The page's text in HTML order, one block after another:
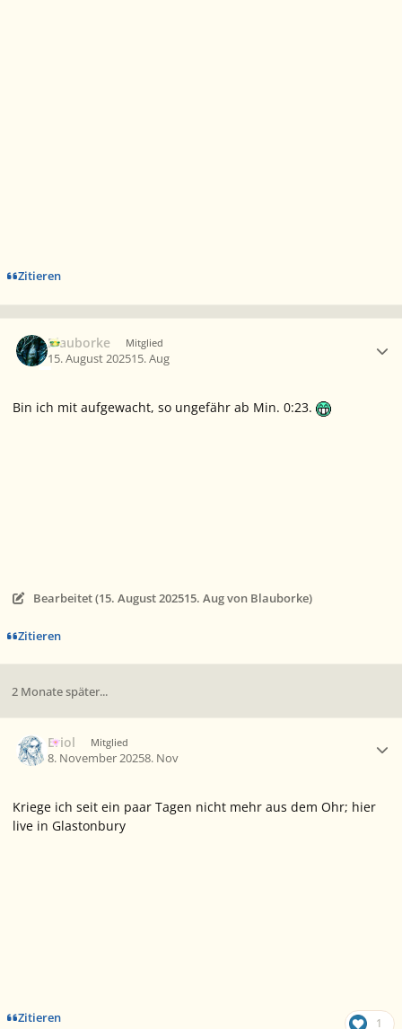
Zitieren
Blauborke Mitglied
15. August 202515. Aug
Bin ich mit aufgewacht, so ungefähr ab Min. 0:23.
Bearbeitet (15. August 202515. Augvon Blauborke)
Zitieren
2 Monate später...
Eriol Mitglied
8. November 20258. Nov
Kriege ich seit ein paar Tagen nicht mehr aus dem Ohr; hier
live in Glastonbury
Zitieren 1